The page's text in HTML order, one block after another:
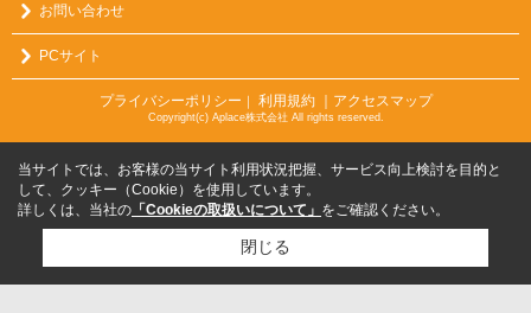
お問い合わせ
PCサイト
プライバシーポリシー ｜ 利用規約 ｜アクセスマップ
Copyright(c) Aplace株式会社 All rights reserved.
当サイトでは、お客様の当サイト利用状況把握、サービス向上検討を目的と
して、クッキー（Cookie）を使用しています。
詳しくは、当社の 「Cookieの取扱いについて」 をご確認ください。
閉じる